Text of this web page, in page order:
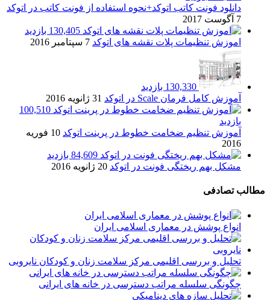
دانلود فونت کاتب اتوکد+نحوه استفاده از فونت کاتب در اتوکد
7 آگوست 2017
130,405 بازدید
اموزش تنظیمات پلات نقشه های اتوکد 7 سپتامبر 2016
130,330 بازدید
آموزش کامل فرمان Scale در اتوکد
31 ژانویه 2016
100,510
بازدید
آموزش تنظیم ضخامت خطوط در پرینت اتوکد
10 فوریه
2016
84,609 بازدید
مشکل بهم ریختگی فونت در اتوکد 20 ژانویه 2016
مطالب تصادفی
انواع پوشش در معماری اسلامی ایران
تحلیل و بررسی اقلیمی مرکز سلامت زنان و کودکان نایروبی
چگونگی سلسله مراتب دسترسی در خانه های ایرانی